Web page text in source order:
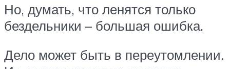
Но, думать, что ленятся только
бездельники – большая ошибка.
Дело может быть в переутомлении.